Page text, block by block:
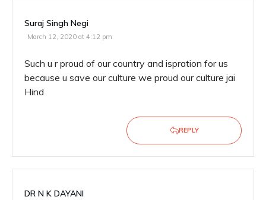
Suraj Singh Negi
March 12, 2020 at 4:12 pm
Such u r proud of our country and ispration for us
because u save our culture we proud our culture jai
Hind
REPLY
DR N K DAYANI